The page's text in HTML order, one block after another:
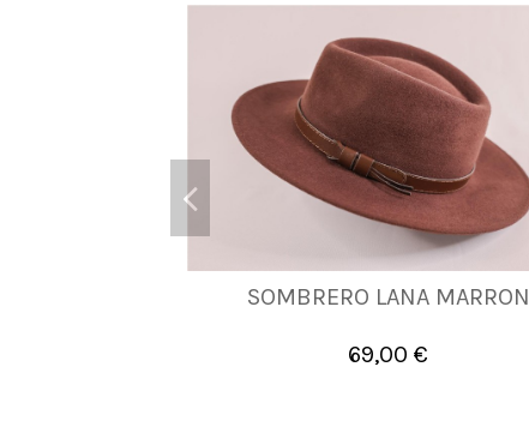
SOMBRERO LANA MARRON
69,00 €
56 57 58 59 60 61
Añadir al carrito